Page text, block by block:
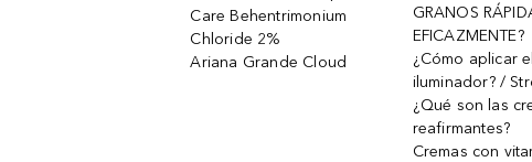
Care Behentrimonium
Chloride 2%
Ariana Grande Cloud
GRANOS
EFICAZMENTE?
¿Cómo aplicar el
iluminador? /
¿Qué son las
reafirmantes?
Cremas con